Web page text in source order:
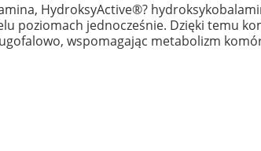
HydroksyActive®?
poziomach jednocześnie. Dzięki temu
wspomagając metabolizm